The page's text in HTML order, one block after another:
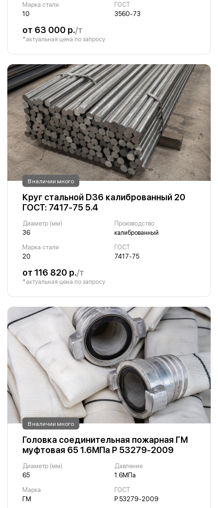
Марка стали
10
ГОСТ
3560-73
от 63 000 р./т
*актуальная цена по запросу
В наличии много
Круг стальной D36 калиброванный 20
ГОСТ: 7417-75 5.4
Диаметр (мм)
36
Производство
калиброванный
Марка стали
20
ГОСТ
7417-75
от 116 820 р./т
*актуальная цена по запросу
В наличии много
Головка соединительная пожарная ГМ
муфтовая 65 1.6МПа Р 53279-2009
Диаметр (мм)
65
Давление
1.6МПа
Марка
ГМ
ГОСТ
Р 53279-2009